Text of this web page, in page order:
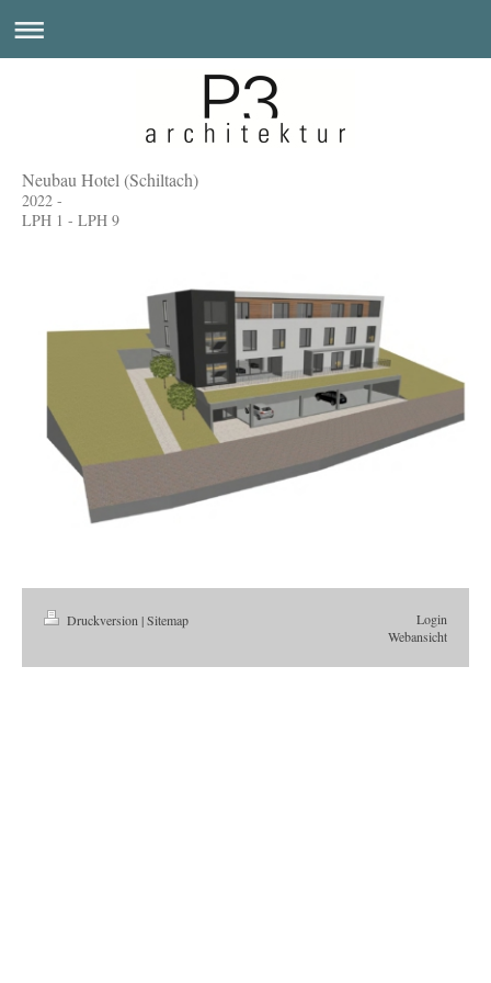
Neubau Hotel (Schiltach)
2022 -
LPH 1 - LPH 9
Druckversion |Sitemap
Login
Webansicht